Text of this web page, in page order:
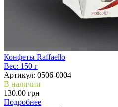
Конфеты Raffaello
Вес: 150 г
Артикул: 0506-0004
В наличии
130.00 грн
Подробнее